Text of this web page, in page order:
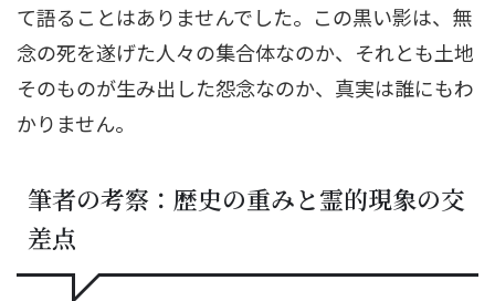
て語ることはありませんでした。この黒い影は、無
念の死を遂げた人々の集合体なのか、それとも土地
そのものが生み出した怨念なのか、真実は誰にもわ
かりません。
筆者の考察：歴史の重みと霊的現象の交
差点